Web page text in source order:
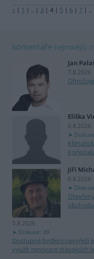
« | 1 | .. | 3 | 4 | 5 | 6 | 7 | ..
komentáře nejnovější
Jan
7.8.2026
Eliška
6.8.2026
ji
Jiří
6.8.2026
5.8.2026
Diskuse: 39
Dostupné bydlení nevyřeší
využít renovace stávajících